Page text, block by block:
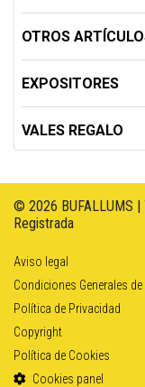
OTROS
EXPOSITORES
VALES REGALO
© 2026 BUFALLUMS
Registrada
Aviso legal
Condiciones Generales de
Política de Privacidad
Copyright
Política de Cookies
Cookies panel